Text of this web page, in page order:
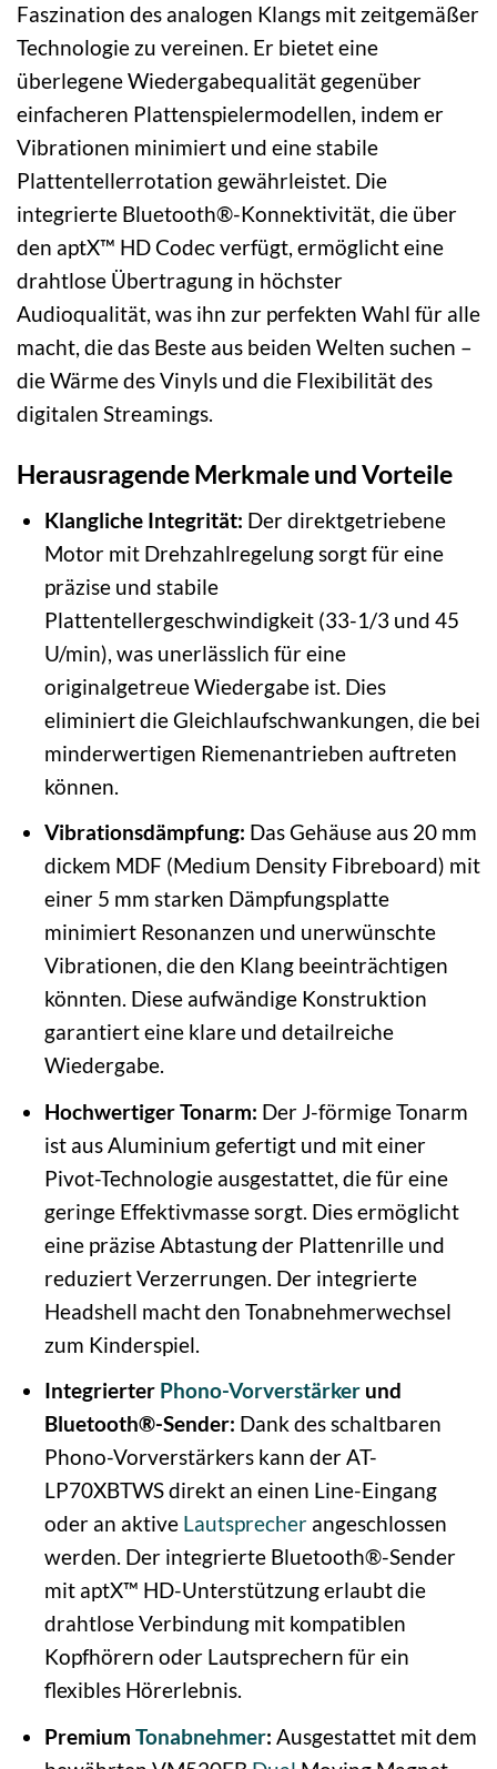
Faszination des analogen Klangs mit zeitgemäßer
Technologie zu vereinen. Er bietet eine
überlegene Wiedergabequalität gegenüber
einfacheren Plattenspielermodellen, indem er
Vibrationen minimiert und eine stabile
Plattentellerrotation gewährleistet. Die
integrierte Bluetooth®-Konnektivität, die über
den aptX™ HD Codec verfügt, ermöglicht eine
drahtlose Übertragung in höchster
Audioqualität, was ihn zur perfekten Wahl für alle
macht, die das Beste aus beiden Welten suchen –
die Wärme des Vinyls und die Flexibilität des
digitalen Streamings.
Herausragende Merkmale und Vorteile
Klangliche Integrität: Der direktgetriebene
Motor mit Drehzahlregelung sorgt für eine
präzise und stabile
Plattentellergeschwindigkeit (33-1/3 und 45
U/min), was unerlässlich für eine
originalgetreue Wiedergabe ist. Dies
eliminiert die Gleichlaufschwankungen, die bei
minderwertigen Riemenantrieben auftreten
können.
Vibrationsdämpfung: Das Gehäuse aus 20 mm
dickem MDF (Medium Density Fibreboard) mit
einer 5 mm starken Dämpfungsplatte
minimiert Resonanzen und unerwünschte
Vibrationen, die den Klang beeinträchtigen
könnten. Diese aufwändige Konstruktion
garantiert eine klare und detailreiche
Wiedergabe.
Hochwertiger Tonarm: Der J-förmige Tonarm
ist aus Aluminium gefertigt und mit einer
Pivot-Technologie ausgestattet, die für eine
geringe Effektivmasse sorgt. Dies ermöglicht
eine präzise Abtastung der Plattenrille und
reduziert Verzerrungen. Der integrierte
Headshell macht den Tonabnehmerwechsel
zum Kinderspiel.
Integrierter Phono-Vorverstärkerund
Bluetooth®-Sender: Dank des schaltbaren
Phono-Vorverstärkers kann der AT-
LP70XBTWS direkt an einen Line-Eingang
oder an aktive Lautsprecherangeschlossen
werden. Der integrierte Bluetooth®-Sender
mit aptX™ HD-Unterstützung erlaubt die
drahtlose Verbindung mit kompatiblen
Kopfhörern oder Lautsprechern für ein
flexibles Hörerlebnis.
Premium Tonabnehmer: Ausgestattet mit dem